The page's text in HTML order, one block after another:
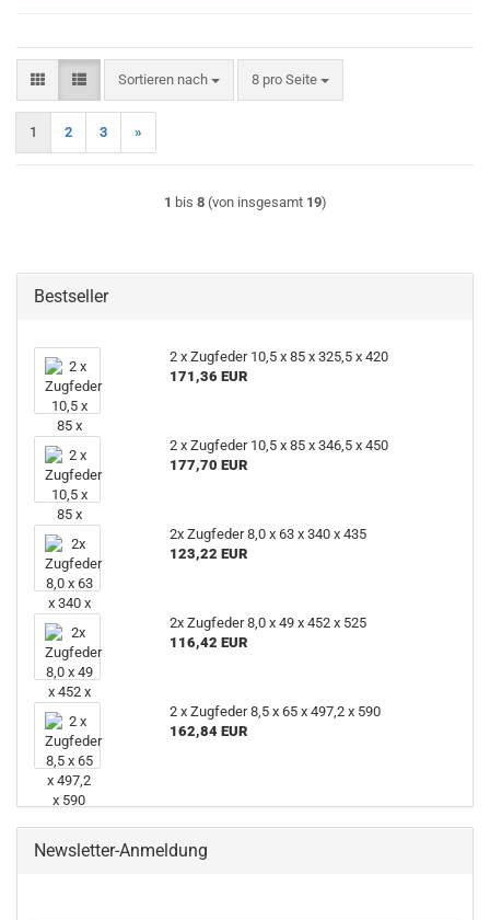
Sortieren nach
Sortieren nach 8 pro Seite
pro Seite
1 2 3 »
1 bis 8(von insgesamt 19)
Bestseller
2 x Zugfeder 10,5 x 85 x 325,5 x 420
171,36 EUR
2 x Zugfeder 10,5 x 85 x 346,5 x 450
177,70 EUR
2x Zugfeder 8,0 x 63 x 340 x 435
123,22 EUR
2x Zugfeder 8,0 x 49 x 452 x 525
116,42 EUR
2 x Zugfeder 8,5 x 65 x 497,2 x 590
162,84 EUR
Newsletter-Anmeldung